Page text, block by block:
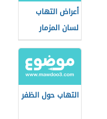
أعراض التهاب
لسان المزمار
التهاب حول الظفر